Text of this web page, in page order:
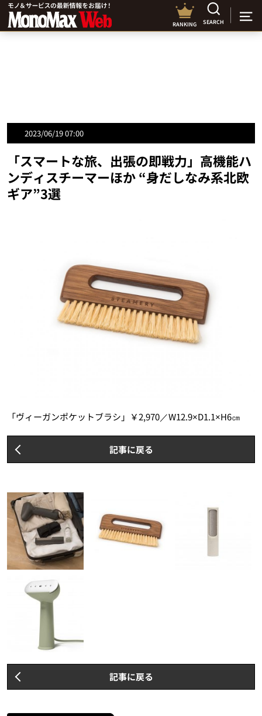
RANKING SEARCH
2023/06/19 07:00
「スマートな旅、出張の即戦力」高機能ハ
ンディスチーマーほか “身だしなみ系北欧
ギア”3選
「ヴィーガンポケットブラシ」￥2,970／W12.9×D1.1×H6㎝
記事に戻る
記事に戻る